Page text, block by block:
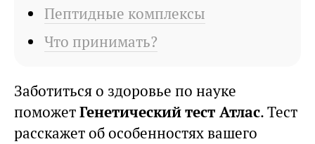
Пептидные комплексы
Что принимать?
Заботиться о здоровье по науке
поможетГенетический тест Атлас. Тест
расскажет об особенностях вашего